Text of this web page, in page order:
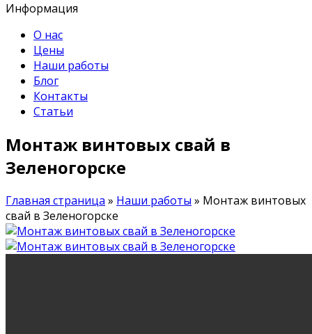
Информация
О нас
Цены
Наши работы
Блог
Контакты
Статьи
Монтаж винтовых свай в
Зеленогорске
Главная страница » Наши работы » Монтаж винтовых
свай в Зеленогорске